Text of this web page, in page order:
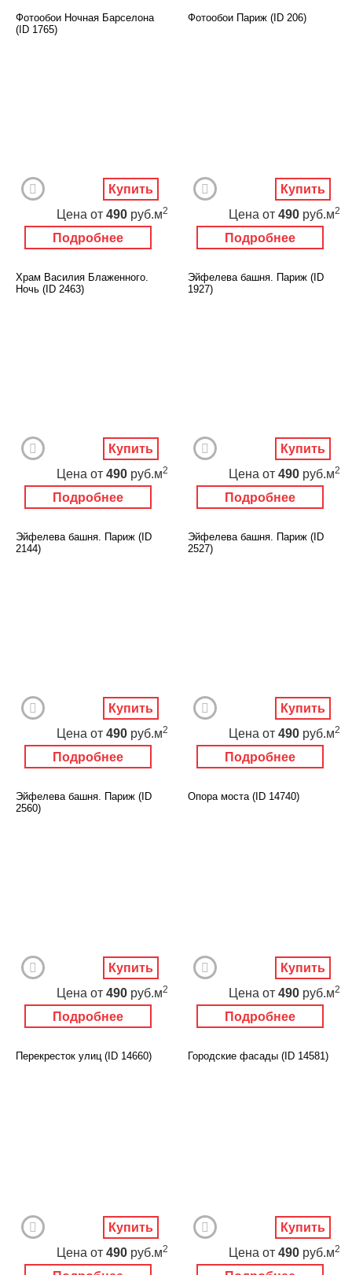
Фотообои Ночная Барселона
(ID 1765)
Подробнее
Цена от 490 руб.м2
Купить
Фотообои Париж (ID 206)
Подробнее
Цена от 490 руб.м2
Купить
Храм Василия Блаженного.
Ночь (ID 2463)
Подробнее
Цена от 490 руб.м2
Купить
Эйфелева башня. Париж (ID
1927)
Подробнее
Цена от 490 руб.м2
Купить
Эйфелева башня. Париж (ID
2144)
Подробнее
Цена от 490 руб.м2
Купить
Эйфелева башня. Париж (ID
2527)
Подробнее
Цена от 490 руб.м2
Купить
Эйфелева башня. Париж (ID
2560)
Подробнее
Цена от 490 руб.м2
Купить
Опора моста (ID 14740)
Подробнее
Цена от 490 руб.м2
Купить
Перекресток улиц (ID 14660)
Цена от 490 руб.м2
Купить
Городские фасады (ID 14581)
Цена от 490 руб.м2
Купить